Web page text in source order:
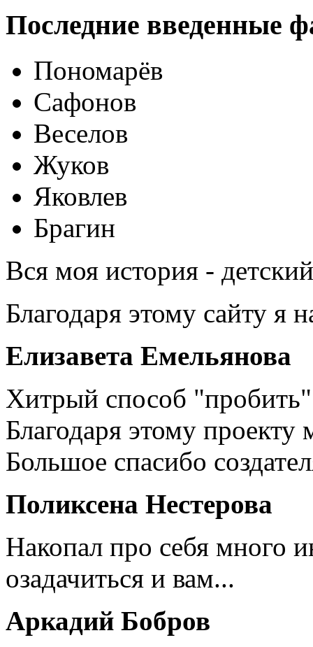
Последние введенные
Пономарёв
Сафонов
Веселов
Жуков
Яковлев
Брагин
Вся моя история -
Благодаря этому сайту я
Елизавета Емельянова
Хитрый способ
Благодаря этому
Большое спасибо
Поликсена Нестерова
Накопал про себя много
озадачиться и вам...
Аркадий Бобров